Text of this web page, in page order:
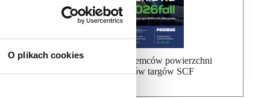
O plikach cookies
Bezpłatna wysyłka dla najemców powierzchni
handlowej, uczestników targów SCF